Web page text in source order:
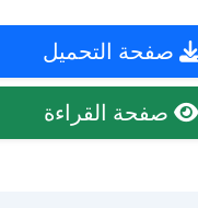
صفحة التحميل
صفحة القراءة